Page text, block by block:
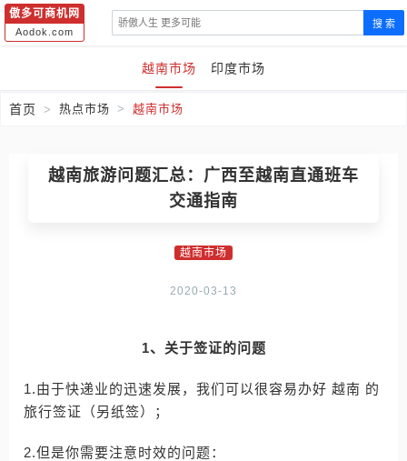
傲多可商机网
Aodok.com
搜 索
越南市场 印度市场
首页 热点市场 越南市场
越南旅游问题汇总：广西至越南直通班车
交通指南
越南市场
2020-03-13
1、关于签证的问题
1.由于快递业的迅速发展，我们可以很容易办好 越南 的
旅行签证（另纸签）；
2.但是你需要注意时效的问题：